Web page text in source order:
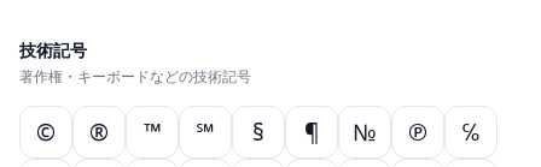
技術記号
著作権・キーボードなどの技術記号
© ® ™ ℠ § ¶ № ℗
℅